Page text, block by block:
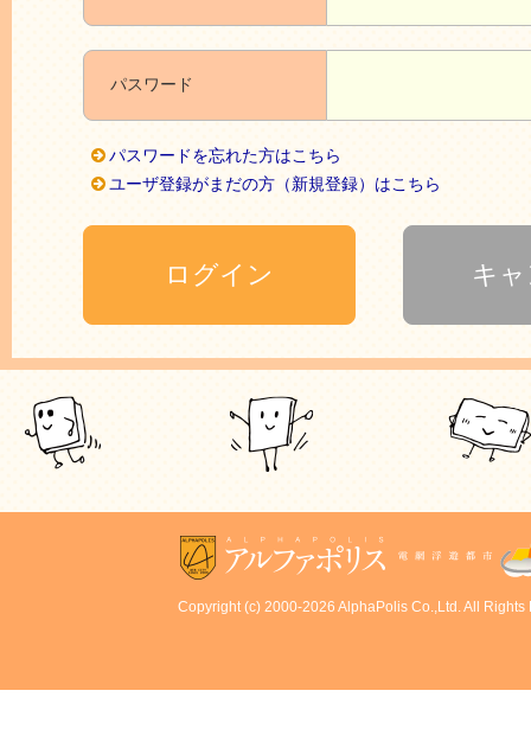
パスワード
パスワードを忘れた方はこちら
ユーザ登録がまだの方（新規登録）はこちら
Copyright (c) 2000-2026 AlphaPolis Co.,Ltd. All Rights